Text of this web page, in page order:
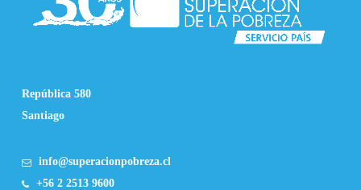
República 580
Santiago
info@superacionpobreza.cl
+56 2 2513 9600